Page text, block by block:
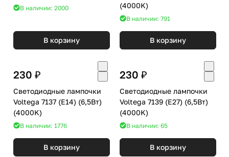
В наличии: 2000
В корзину
(4000K)
В наличии: 791
В корзину
230 ₽
Светодиодные лампочки
Voltega 7137 (E14) (6,5Вт)
(4000K)
В наличии: 1776
В корзину
230 ₽
Светодиодные лампочки
Voltega 7139 (E27) (6,5Вт)
(4000K)
В наличии: 65
В корзину